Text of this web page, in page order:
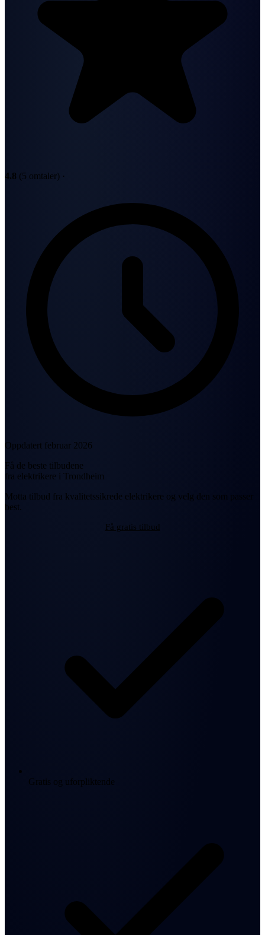
4.8 (5 omtaler) ·
Oppdatert februar 2026
Få de beste tilbudene
fra elektrikere i Trondheim
Motta tilbud fra kvalitetssikrede elektrikere og velg den som passer
best.
Få gratis tilbud
Gratis og uforpliktende